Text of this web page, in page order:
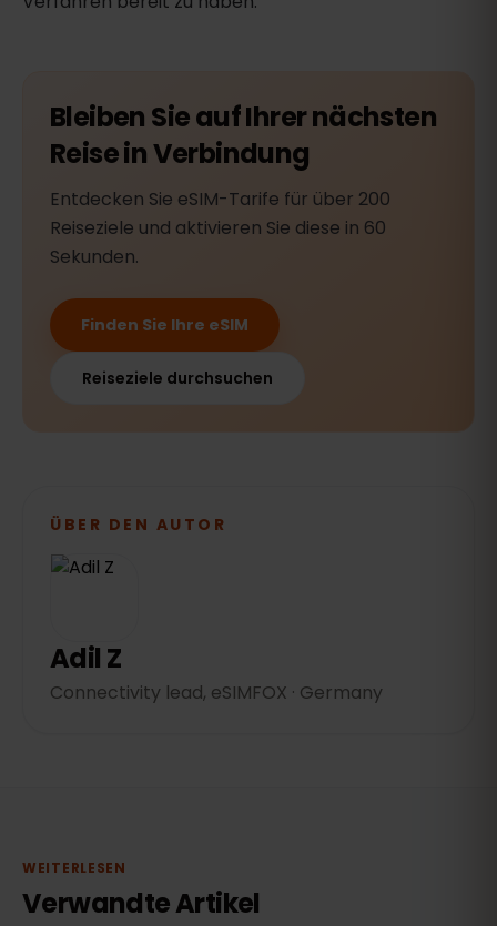
Bleiben Sie auf Ihrer nächsten
Reise in Verbindung
Entdecken Sie eSIM-Tarife für über 200
Reiseziele und aktivieren Sie diese in 60
Sekunden.
Finden Sie Ihre eSIM
Reiseziele durchsuchen
ÜBER DEN AUTOR
Adil Z
Connectivity lead, eSIMFOX · Germany
WEITERLESEN
Verwandte Artikel